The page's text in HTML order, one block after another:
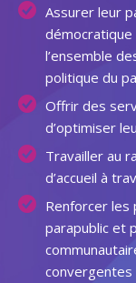
Assurer leur
l’ensemble
politique du
Offrir des
d’optimiser
Travailler au
d’accueil à
Renforcer les
parapublic et
convergentes